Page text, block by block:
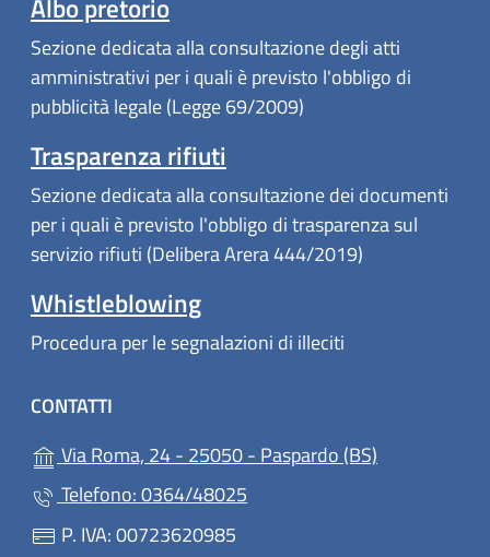
Albo pretorio
Sezione dedicata alla consultazione degli atti
amministrativi per i quali è previsto l'obbligo di
pubblicità legale (Legge 69/2009)
Trasparenza rifiuti
Sezione dedicata alla consultazione dei documenti
per i quali è previsto l'obbligo di trasparenza sul
servizio rifiuti (Delibera Arera 444/2019)
Whistleblowing
Procedura per le segnalazioni di illeciti
CONTATTI
Via Roma, 24 - 25050 - Paspardo (BS)
Telefono: 0364/48025
P. IVA: 00723620985